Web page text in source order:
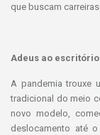
que buscam
Adeus ao escritório
A pandemia trouxe
tradicional do meio
novo modelo,
deslocamento até